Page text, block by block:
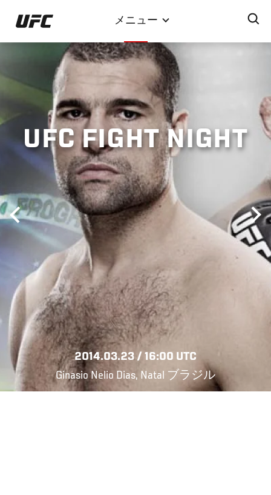
イ
ン
ツ
メニュー
UFC FIGHT NIGHT
2014.03.23 / 16:00 UTC
Ginasio Nelio Dias, Natal ブラジル